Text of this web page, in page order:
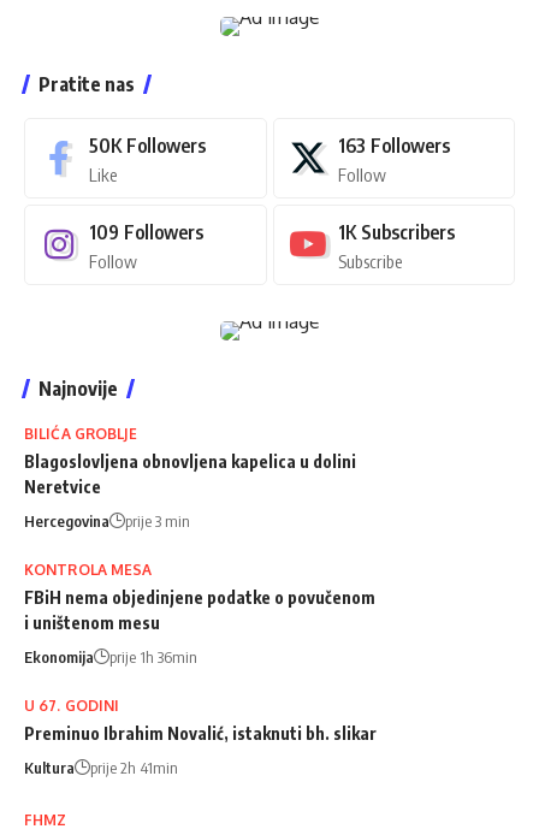
Pratite nas
50K Followers
Like
163 Followers
Follow
109 Followers
Follow
1K Subscribers
Subscribe
Najnovije
BILIĆA GROBLJE
Blagoslovljena obnovljena kapelica u dolini
Neretvice
Hercegovina prije 3 min
KONTROLA MESA
FBiH nema objedinjene podatke o povučenom
i uništenom mesu
Ekonomija prije 1h 36min
U 67. GODINI
Preminuo Ibrahim Novalić, istaknuti bh. slikar
Kultura prije 2h 41min
FHMZ